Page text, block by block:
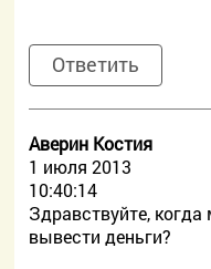
Ответить
Аверин Костия
1 июля 2013
10:40:14
Здравствуйте,
вывести деньги?